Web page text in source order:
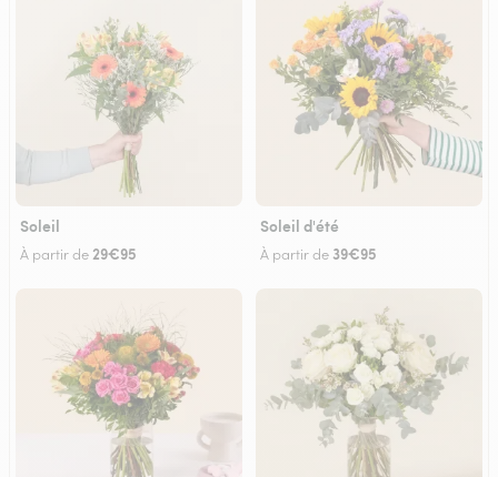
Soleil
À partir de29€95
Soleil d'été
À partir de 39€95